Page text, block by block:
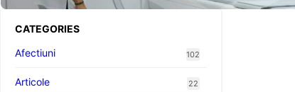
CATEGORIES
Afectiuni
102
Articole 22